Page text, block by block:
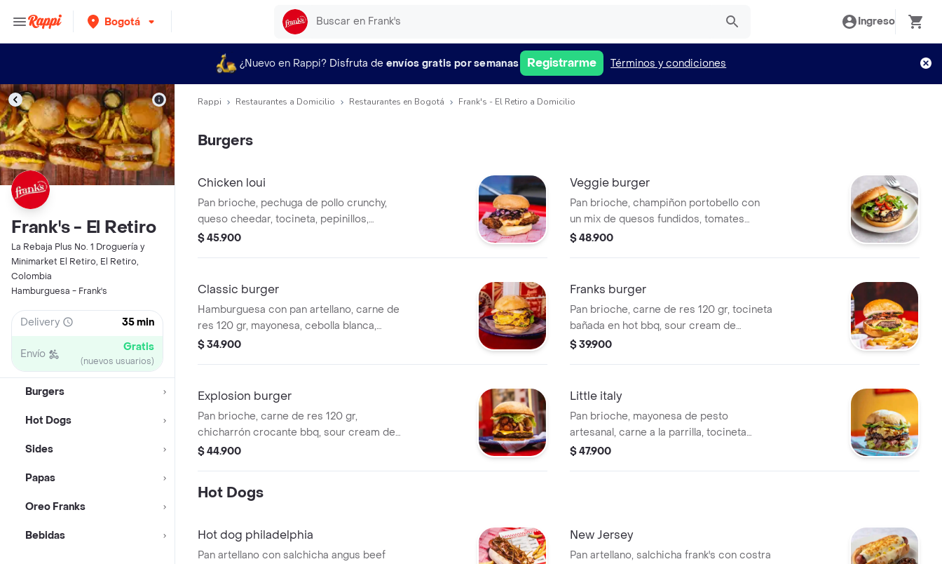
Bogotá Ingreso
¿Nuevo en Rappi? Disfruta de envíos gratis por semanas Registrarme Términos y condiciones
Frank's - El Retiro
La Rebaja Plus No. 1 Droguería y
Minimarket El Retiro, El Retiro,
Colombia
Hamburguesa - Frank's
Delivery 35 min
Envío Gratis
(nuevos usuarios)
Burgers
Hot Dogs
Sides
Papas
Oreo Franks
Bebidas
Rappi Restaurantes a Domicilio Restaurantes en Bogotá Frank's - El Retiro a Domicilio
Burgers
Chicken loui
Pan brioche, pechuga de pollo crunchy,
queso cheedar, tocineta, pepinillos,
coleslaw, mayonesa de sriracha y salsa
$ 45.900
Veggie burger
Pan brioche, champiñon portobello con
un mix de quesos fundidos, tomates
cherrys confitados en reduccion
$ 48.900
Classic burger
Hamburguesa con pan artellano, carne de
res 120 gr, mayonesa, cebolla blanca,
cogollo europeo, queso cheddar,
$ 34.900
Franks burger
Pan brioche, carne de res 120 gr, tocineta
bañada en hot bbq, sour cream de
sriracha, mezclum, queso cheddar y
$ 39.900
Explosion burger
Pan brioche, carne de res 120 gr,
chicharrón crocante bbq, sour cream de
sriracha, crunchy, queso cheddar y
$ 44.900
Little italy
Pan brioche, mayonesa de pesto
artesanal, carne a la parrilla, tocineta
ahumada, mix de quesos irrresistibles,
$ 47.900
Hot Dogs
Hot dog philadelphia
Pan artellano con salchicha angus beef
New Jersey
Pan artellano, salchicha frank's con costra